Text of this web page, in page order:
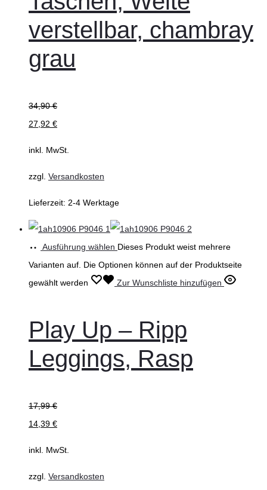
verstellbar, chambray
grau
34,90€
27,92 €
inkl. MwSt.
zzgl. Versandkosten
Lieferzeit: 2-4 Werktage
Ausführung wählen Dieses Produkt weist mehrere
Varianten auf. Die Optionen können auf der Produktseite
gewählt werden
Zur Wunschliste hinzufügen
Play Up – Ripp
Leggings, Rasp
17,99€
14,39 €
inkl. MwSt.
zzgl. Versandkosten